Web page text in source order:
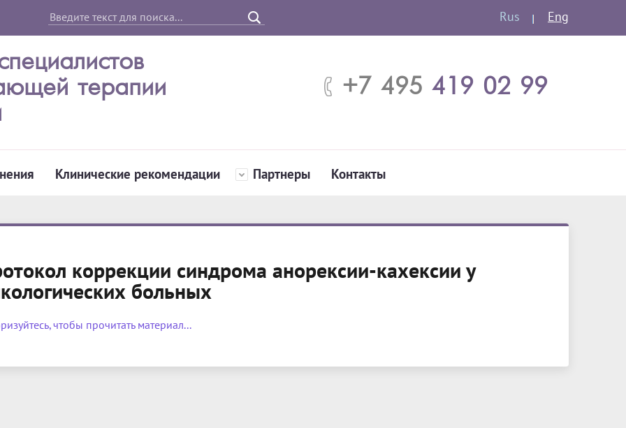
Rus Eng
терапии
+7 495 419 02 99
Клинические рекомендации Партнеры Контакты
коррекции синдрома анорексии-кахексии у
больных
чтобы прочитать материал...